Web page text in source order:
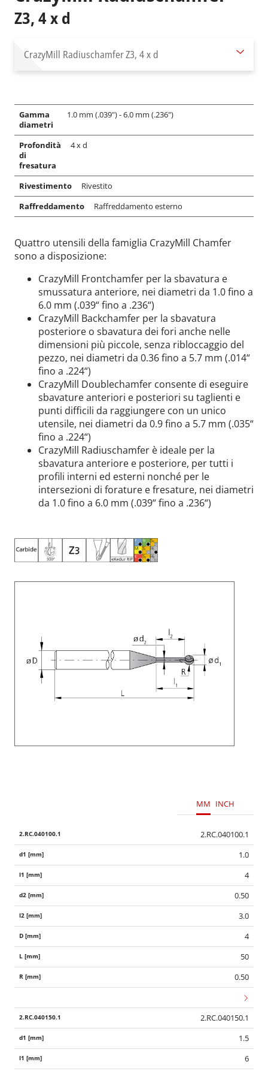
Z3, 4 x d
CrazyMill RadiuschamferZ3, 4 x d
Gamma
diametri
1.0 mm (.039") - 6.0 mm (.236")
Profondità
di
fresatura
4 x d
Rivestimento
Rivestito
Raffreddamento
Raffreddamento esterno
Quattro utensili della famiglia CrazyMill Chamfer
sono a disposizione:
CrazyMill Frontchamfer per la sbavatura e
smussatura anteriore, nei diametri da 1.0 fino a
6.0 mm (.039“ fino a .236“)
CrazyMill Backchamfer per la sbavatura
posteriore o sbavatura dei fori anche nelle
dimensioni più piccole, senza ribloccaggio del
pezzo, nei diametri da 0.36 fino a 5.7 mm (.014“
fino a .224“)
CrazyMill Doublechamfer consente di eseguire
sbavature anteriori e posteriori su taglienti e
punti difficili da raggiungere con un unico
utensile, nei diametri da 0.9 fino a 5.7 mm (.035“
fino a .224“)
CrazyMill Radiuschamfer è ideale per la
sbavatura anteriore e posteriore, per tutti i
profili interni ed esterni nonché per le
intersezioni di forature e fresature, nei diametri
da 1.0 fino a 6.0 mm (.039“ fino a .236“)
MM INCH
2.RC.040100.1
1.0
4
0.50
3.0
4
50
0.50
2.RC.040150.1
1.5
6